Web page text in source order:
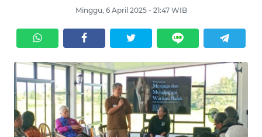
Minggu, 6 April 2025 - 21:47 WIB
KONTAK
INFO
IKLAN
TENTANG